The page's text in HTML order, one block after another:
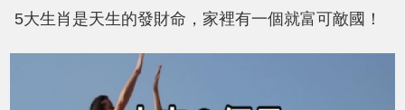
5大生肖是天生的發財命，家裡有一個就富可敵國！